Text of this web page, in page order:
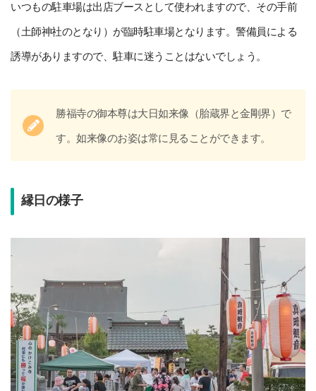
いつもの駐車場は出店ブースとして使われますので、その手前
（土師神社のとなり）が臨時駐車場となります。警備員による
誘導がありますので、駐車に迷うことはないでしょう。
勝福寺の御本尊は大日如来像（胎蔵界と金剛界）で
す。如来像のお姿は常に見ることができます。
縁日の様子